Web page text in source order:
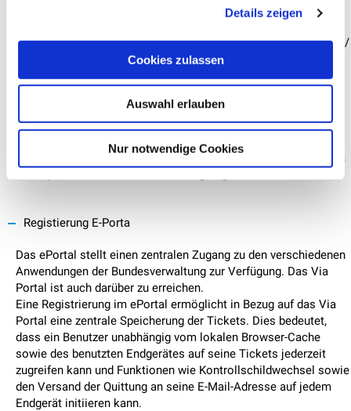
Details zeigen
Cookies zulassen
Auswahl erlauben
Nur notwendige Cookies
Kontrollschildwechsel ist unter Angabe des neuen
sowie einer Bestätigung, dass das Fahrzeug sowie die Halterin /
der Halter vor und nach dem Kontrollschildwechsel identisch
sind, möglich.
Für im Ausland immatrikulierte Fahrzeuge müssen Sie den
Kontrollschildwechselantrag mit demKontaktformular
BAZG auf dem Webportal beantragen.
Es handelt sich hierbei lediglich um eine Anfrage. Die
E-Vignette ist erst mit der offiziellen Bestätigung des BAZG (via
Registierung E-Porta
Das ePortal stellt einen zentralen Zugang zu den verschiedenen
Anwendungen der Bundesverwaltung zur Verfügung. Das Via
Portal ist auch darüber zu erreichen.
Eine Registrierung im ePortal ermöglicht in Bezug auf das Via
Portal eine zentrale Speicherung der Tickets. Dies bedeutet,
dass ein Benutzer unabhängig vom lokalen Browser-Cache
sowie des benutzten Endgerätes auf seine Tickets jederzeit
zugreifen kann und Funktionen wie Kontrollschildwechsel sowie
den Versand der Quittung an seine E-Mail-Adresse auf jedem
Endgerät initiieren kann.